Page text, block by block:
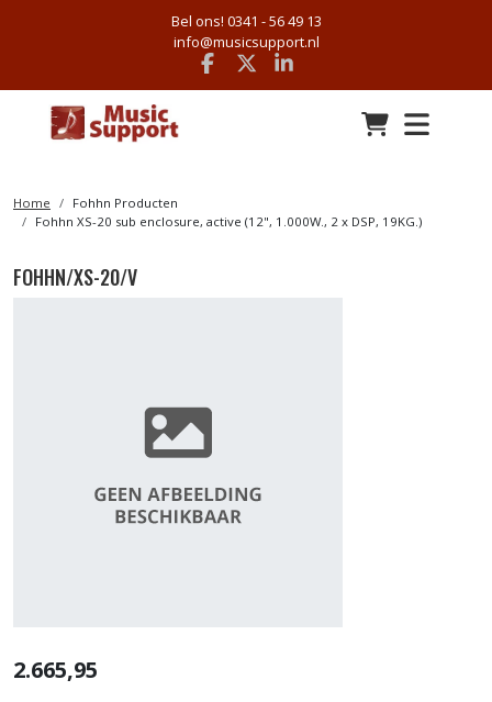
Bel ons! 0341 - 56 49 13
info@musicsupport.nl
Facebook
x linkedin
Home
Fohhn Producten
Fohhn XS-20 sub enclosure, active (12", 1.000W., 2 x DSP, 19KG.)
FOHHN/XS-20/V
2.665,95